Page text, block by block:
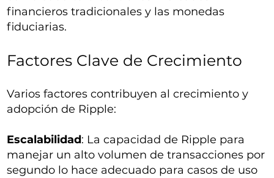
financieros tradicionales y las monedas
fiduciarias.
Factores Clave de Crecimiento
Varios factores contribuyen al crecimiento y
adopción de Ripple:
Escalabilidad: La capacidad de Ripple para
manejar un alto volumen de transacciones por
segundo lo hace adecuado para casos de uso